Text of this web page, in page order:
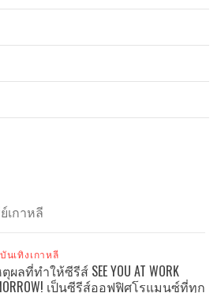
เกาหลี
นเทิงเกาหลี
ผลที่ทำให้ซีรีส์ SEE YOU AT WORK
เป็นซีรีส์ออฟฟิศโรแมนซ์ที่ทุก